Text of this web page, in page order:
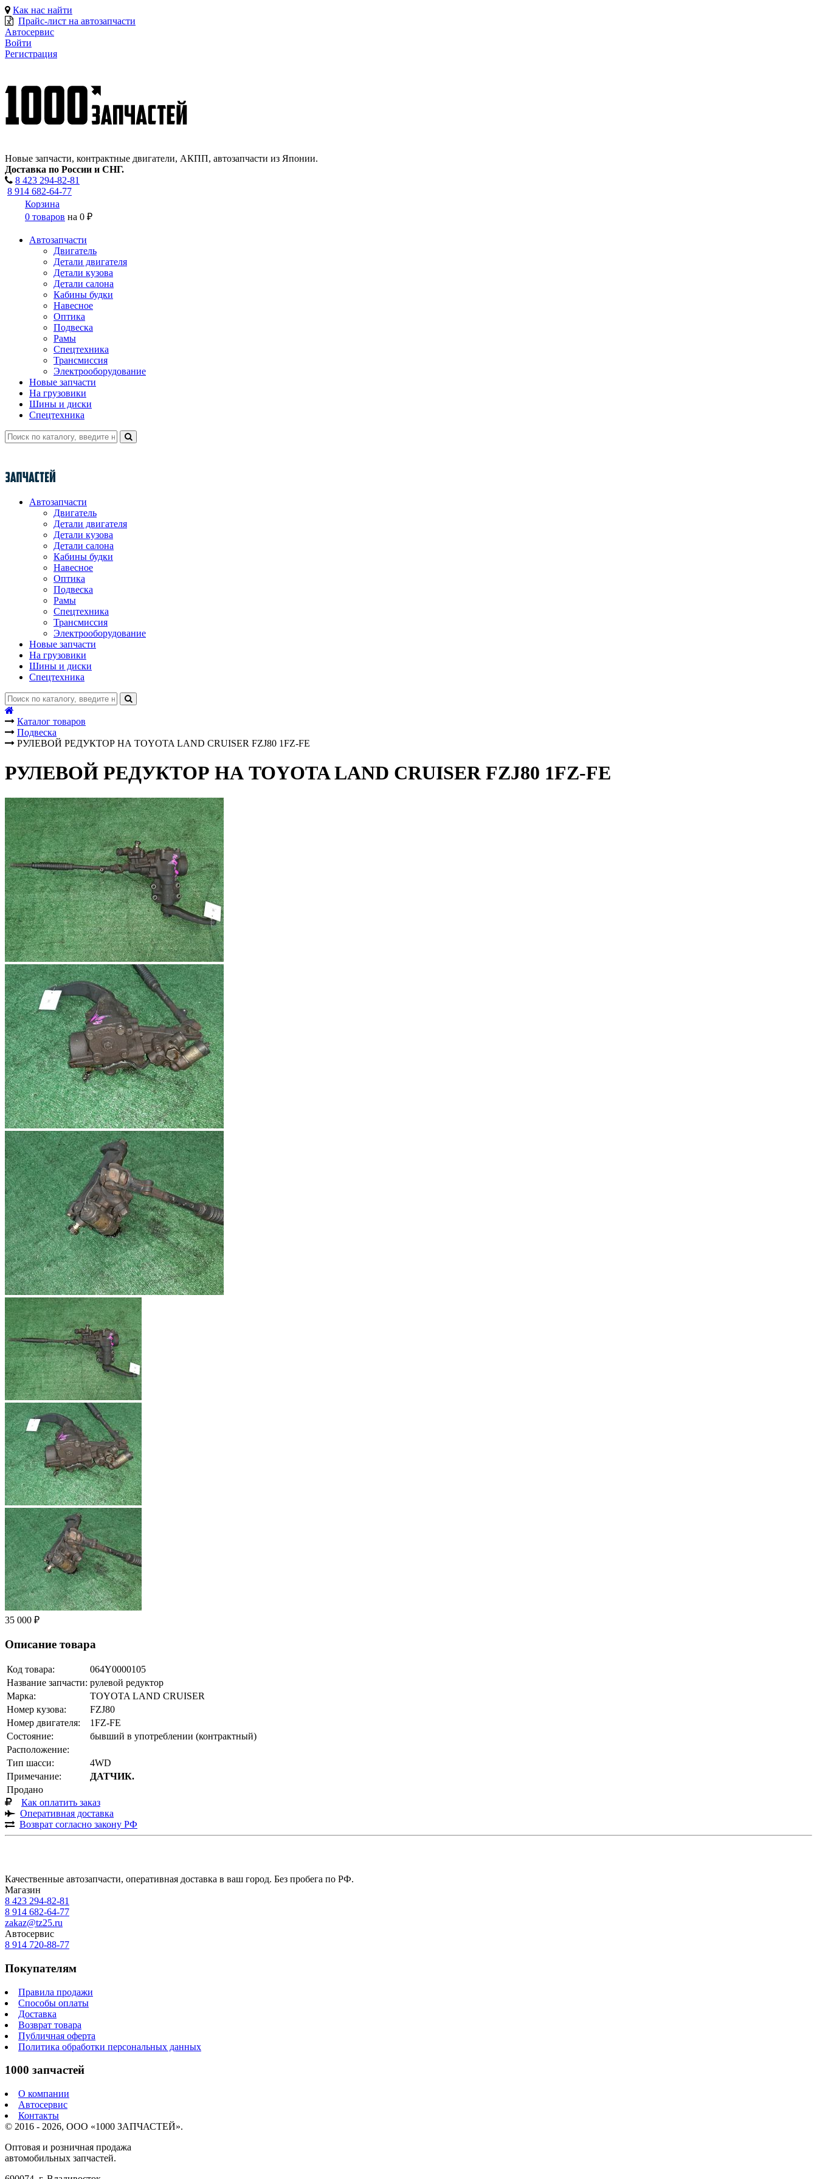
Как нас найти
Прайс-лист на автозапчасти
Автосервис
Войти
Регистрация
Новые запчасти, контрактные двигатели, АКПП, автозапчасти из Японии.
Доставка по России и СНГ.
8 423 294-82-81
8 914 682-64-77
Корзина
0 товаров на 0 ₽
Автозапчасти
Двигатель
Детали двигателя
Детали кузова
Детали салона
Кабины будки
Навесное
Оптика
Подвеска
Рамы
Спецтехника
Трансмиссия
Электрооборудование
Новые запчасти
На грузовики
Шины и диски
Спецтехника
Автозапчасти
Двигатель
Детали двигателя
Детали кузова
Детали салона
Кабины будки
Навесное
Оптика
Подвеска
Рамы
Спецтехника
Трансмиссия
Электрооборудование
Новые запчасти
На грузовики
Шины и диски
Спецтехника
Каталог товаров
Подвеска
РУЛЕВОЙ РЕДУКТОР НА TOYOTA LAND CRUISER FZJ80 1FZ-FE
РУЛЕВОЙ РЕДУКТОР НА TOYOTA LAND CRUISER FZJ80 1FZ-FE
35 000 ₽
Описание товара
Код товара:
064Y0000105
Название запчасти: рулевой редуктор
Марка:
TOYOTA LAND CRUISER
Номер кузова:
FZJ80
Номер двигателя:
1FZ-FE
Состояние:
бывший в употреблении (контрактный)
Расположение:
Тип шасси:
4WD
Примечание:
ДАТЧИК.
Продано
Как оплатить заказ
Оперативная доставка
Возврат согласно закону РФ
Качественные автозапчасти, оперативная доставка в ваш город. Без пробега по РФ.
Магазин
8 423 294-82-81
8 914 682-64-77
zakaz@tz25.ru
Автосервис
8 914 720-88-77
Покупателям
Правила продажи
Способы оплаты
Доставка
Возврат товара
Публичная оферта
Политика обработки персональных данных
1000 запчастей
О компании
Автосервис
Контакты
© 2016 - 2026, ООО «1000 ЗАПЧАСТЕЙ».
Оптовая и розничная продажа
автомобильных запчастей.